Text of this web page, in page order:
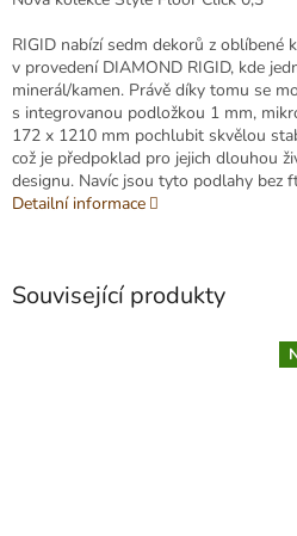
RIGID nabízí sedm dekorů z oblíbené
v provedení DIAMOND RIGID, kde
minerál/kamen. Právě díky tomu se
s integrovanou podložkou 1 mm,
172 x 1210 mm pochlubit skvělou
což je předpoklad pro jejich dlouhou
designu. Navíc jsou tyto podlahy bez
Detailní informace
Související produkty